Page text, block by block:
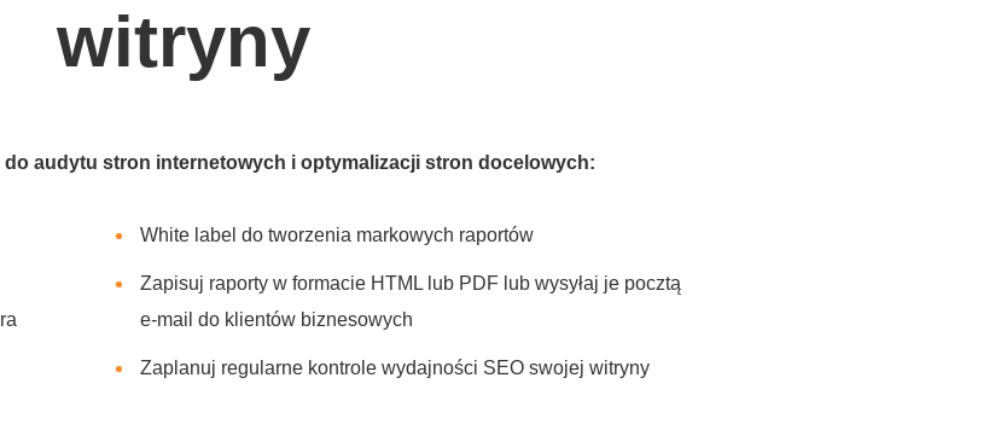
witryny
do audytu stron internetowych i optymalizacji stron docelowych:
White label do tworzenia markowych raportów
Zapisuj raporty w formacie HTML lub PDF lub wysyłaj je pocztą
e-mail do klientów biznesowych
Zaplanuj regularne kontrole wydajności SEO swojej witryny